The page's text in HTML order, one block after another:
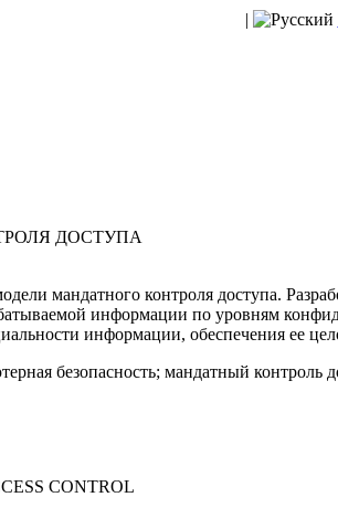
|
ДОСТУПА
мандатного контроля доступа.
информации по уровням
информации, обеспечения ее
безопасность; мандатный контроль
CONTROL